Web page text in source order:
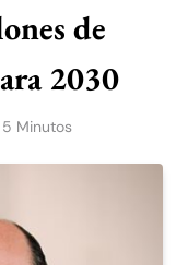
de
2030
5 Minutos